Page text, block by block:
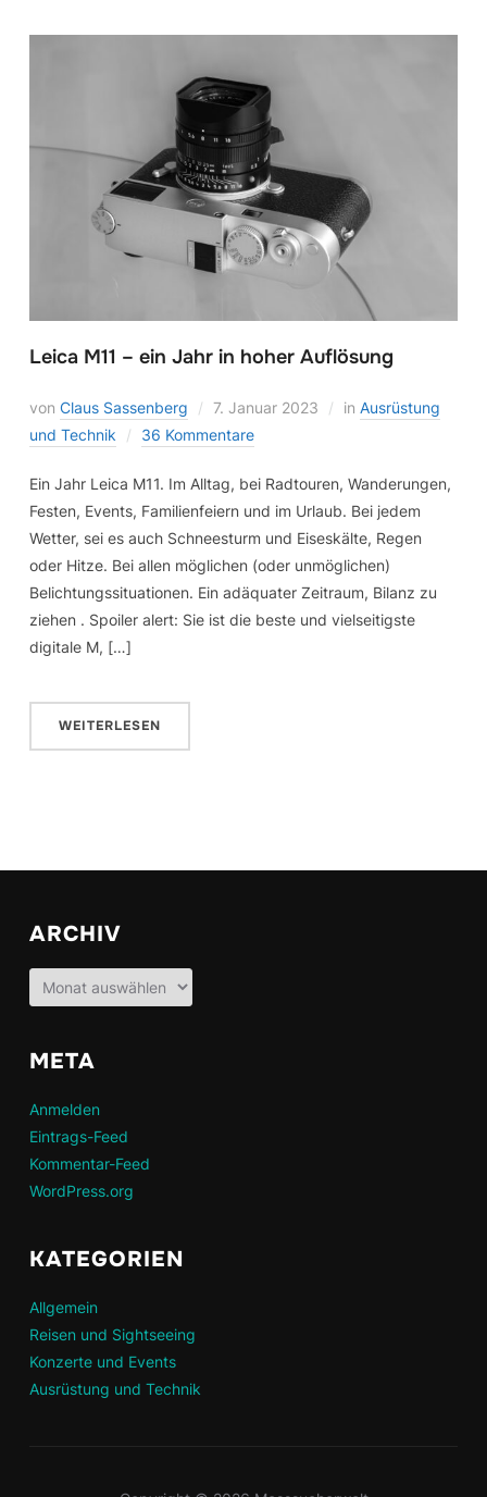
Leica M11 – ein Jahr in hoher Auflösung
von Claus Sassenberg 7. Januar 2023 in Ausrüstung
und Technik
36 Kommentare
Ein Jahr Leica M11. Im Alltag, bei Radtouren, Wanderungen,
Festen, Events, Familienfeiern und im Urlaub. Bei jedem
Wetter, sei es auch Schneesturm und Eiseskälte, Regen
oder Hitze. Bei allen möglichen (oder unmöglichen)
Belichtungssituationen. Ein adäquater Zeitraum, Bilanz zu
ziehen . Spoiler alert: Sie ist die beste und vielseitigste
digitale M, […]
WEITERLESEN
ARCHIV
Archiv
META
Anmelden
Eintrags-Feed
Kommentar-Feed
WordPress.org
KATEGORIEN
Allgemein
Reisen und Sightseeing
Konzerte und Events
Ausrüstung und Technik